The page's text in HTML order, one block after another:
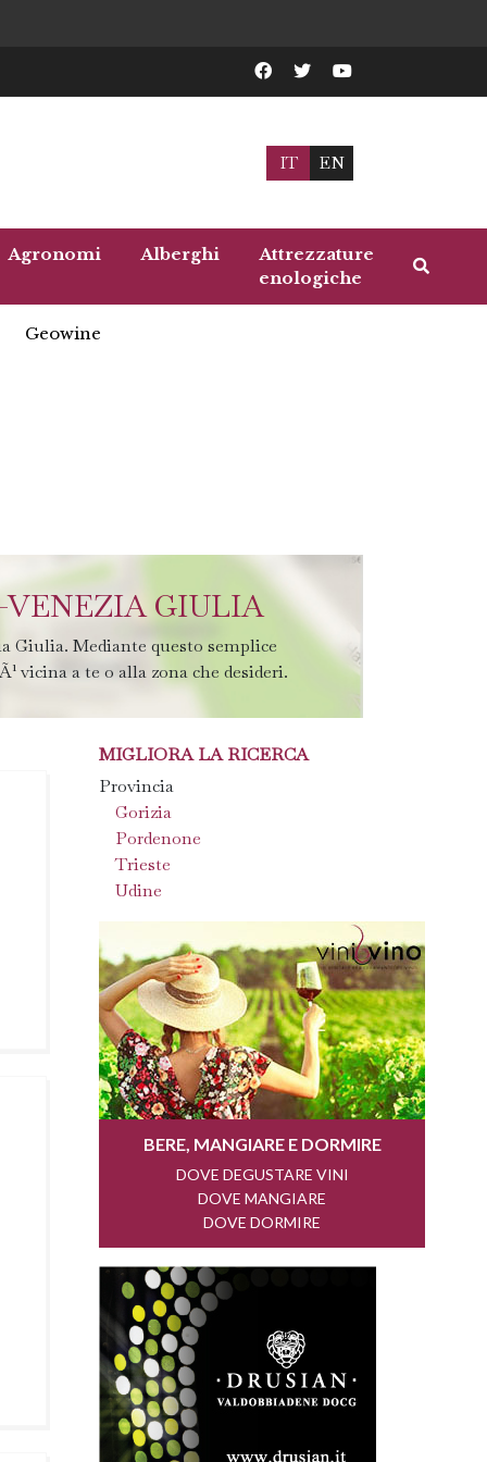
IT EN
Agronomi Alberghi
Attrezzature
enologiche
Geowine
GIULIA
Giulia. Mediante questo semplice
vicina a te o alla zona che desideri.
MIGLIORA LA RICERCA
Provincia
Gorizia
Pordenone
Trieste
Udine